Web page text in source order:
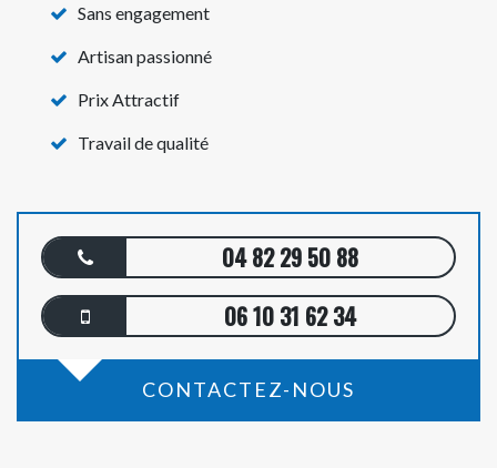
Sans engagement
Artisan passionné
Prix Attractif
Travail de qualité
04 82 29 50 88
06 10 31 62 34
CONTACTEZ-NOUS